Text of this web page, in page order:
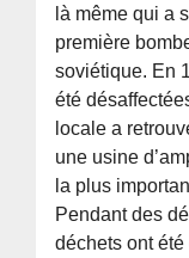
là même qui a
première
soviétique. En
été
locale a
une usine
la plus
Pendant des
déchets ont